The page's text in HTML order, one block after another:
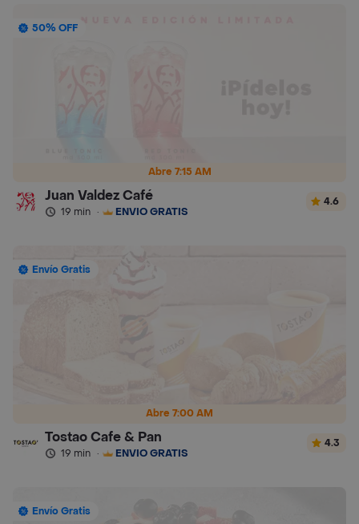
Abre 7:15 AM
50% OFF
Juan Valdez Café
19 min · ENVÍO GRATIS
4.6
Abre 7:00 AM
Envío Gratis
Tostao Cafe & Pan
19 min · ENVÍO GRATIS
4.3
Envío Gratis